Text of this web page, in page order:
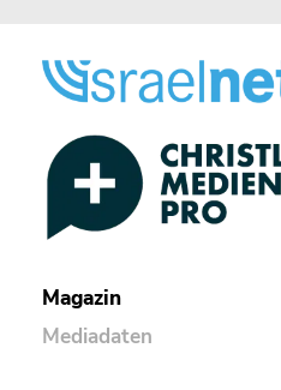
Magazin
Mediadaten